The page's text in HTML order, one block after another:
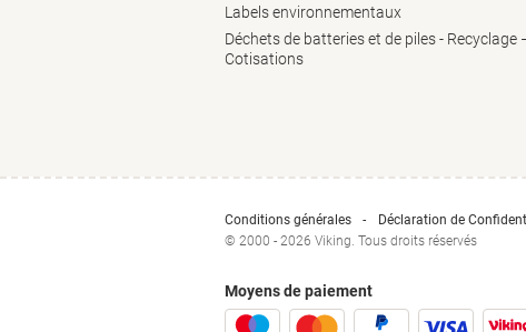
Labels environnementaux
Déchets de batteries et de piles - Recyclage
Cotisations
Conditions générales Déclaration de
© 2000 - 2026 Viking. Tous droits réservés
Moyens de paiement